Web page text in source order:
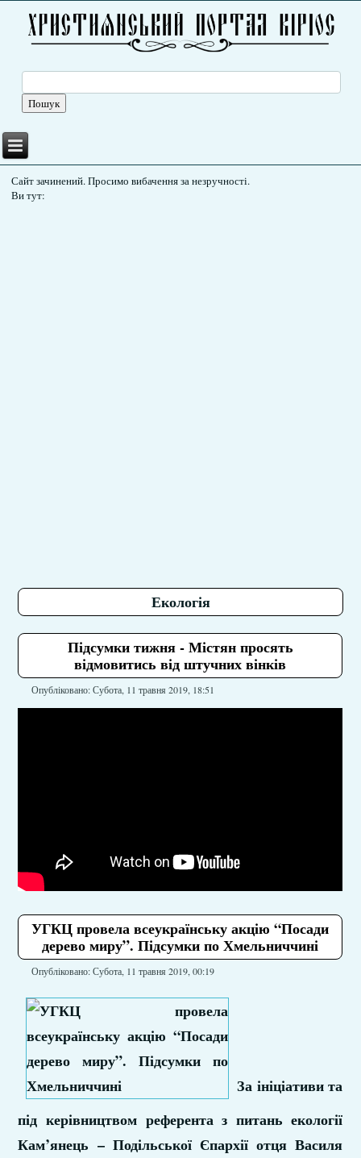
Сайт зачинений. Просимо вибачення за незручності.
Ви тут:
Екологія
Підсумки тижня - Містян просять
відмовитись від штучних вінків
Опубліковано: Субота, 11 травня 2019, 18:51
УГКЦ провела всеукраїнську акцію “Посади
дерево миру”. Підсумки по Хмельниччині
Опубліковано: Субота, 11 травня 2019, 00:19
За ініціативи та
під керівництвом референта з питань екології
Кам’янець – Подільської Єпархії отця Василя